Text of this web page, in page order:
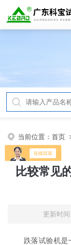
当前位置：首页
优劣分析
比较常见
更新时
跌落试验机是一